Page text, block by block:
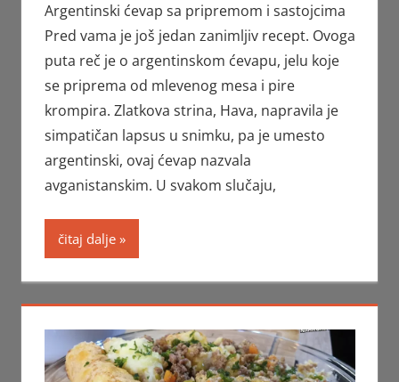
Argentinski ćevap sa pripremom i sastojcima
Pred vama je još jedan zanimljiv recept. Ovoga
puta reč je o argentinskom ćevapu, jelu koje
se priprema od mlevenog mesa i pire
krompira. Zlatkova strina, Hava, napravila je
simpatičan lapsus u snimku, pa je umesto
argentinski, ovaj ćevap nazvala
avganistanskim. U svakom slučaju,
čitaj dalje